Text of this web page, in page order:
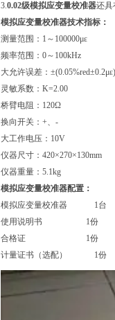
3.0.02级模拟应变量校准器还具
模拟应变量校准器技术指标：
测量范围：1～100000με
频率范围：0～100kHz
大允许误差：±(0.05%red±0.2με)
灵敏系数：K=2.00
桥臂电阻：120Ω
换向开关：+、-
大工作电压：10V
仪器尺寸：420×270×130mm
仪器重量：5.1kg
模拟应变量校准器配置：
模拟应变量校准器 1台
使用说明书 1份
合格证 1份
计量证书（选配） 1份